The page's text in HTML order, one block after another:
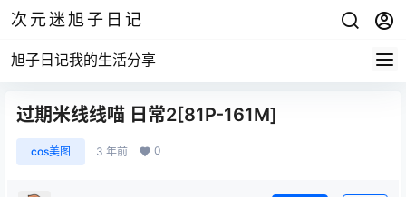
次元迷旭子日记
旭子日记我的生活分享
过期米线线喵 日常2[81P-161M]
cos美图 3 年前 0